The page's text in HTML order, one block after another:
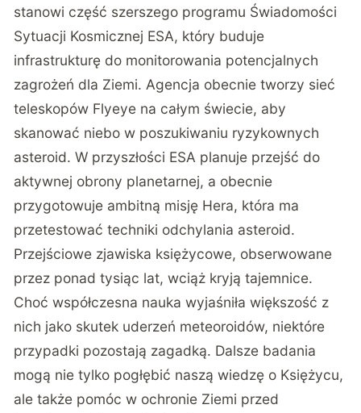
stanowi część szerszego programu Świadomości
Sytuacji Kosmicznej ESA, który buduje
infrastrukturę do monitorowania potencjalnych
zagrożeń dla Ziemi. Agencja obecnie tworzy sieć
teleskopów Flyeye na całym świecie, aby
skanować niebo w poszukiwaniu ryzykownych
asteroid. W przyszłości ESA planuje przejść do
aktywnej obrony planetarnej, a obecnie
przygotowuje ambitną misję Hera, która ma
przetestować techniki odchylania asteroid.
Przejściowe zjawiska księżycowe, obserwowane
przez ponad tysiąc lat, wciąż kryją tajemnice.
Choć współczesna nauka wyjaśniła większość z
nich jako skutek uderzeń meteoroidów, niektóre
przypadki pozostają zagadką. Dalsze badania
mogą nie tylko pogłębić naszą wiedzę o Księżycu,
ale także pomóc w ochronie Ziemi przed